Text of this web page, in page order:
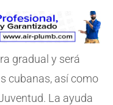
gradual y será
cubanas, así como
La ayuda